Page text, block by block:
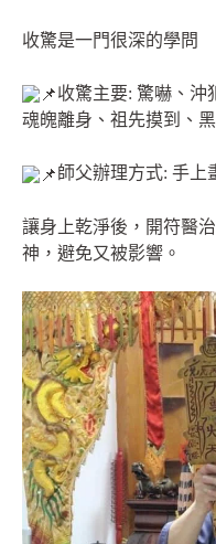
收驚是一門很深的學問
收驚主要: 驚嚇、沖
魂魄離身、祖先摸到、
師父辦理方式: 手上
讓身上乾淨後，開符醫
神，避免又被影響。